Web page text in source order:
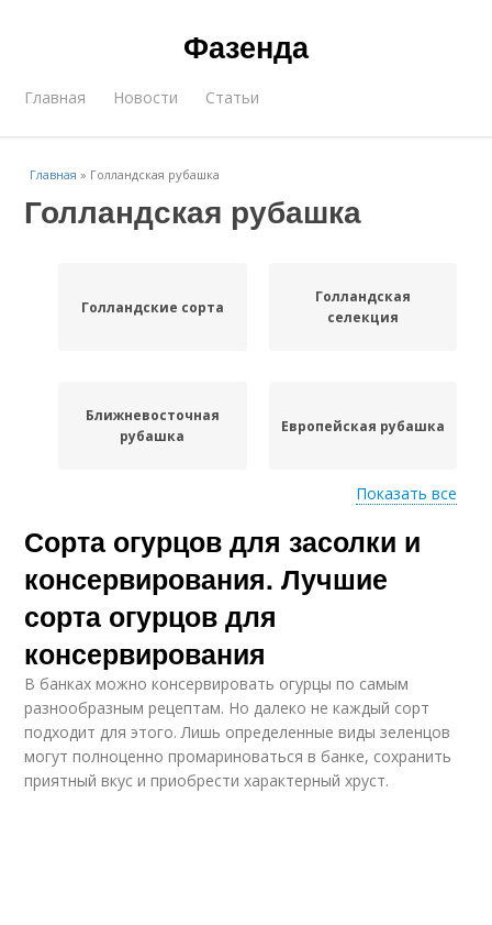
Фазенда
Главная Новости Статьи
Главная » Голландская рубашка
Голландская рубашка
Голландские сорта
Голландская
селекция
Ближневосточная
рубашка
Европейская рубашка
Русская рубашка
Показать все
Сорта огурцов для засолки и
консервирования. Лучшие
сорта огурцов для
консервирования
В банках можно консервировать огурцы по самым
разнообразным рецептам. Но далеко не каждый сорт
подходит для этого. Лишь определенные виды зеленцов
могут полноценно промариноваться в банке, сохранить
приятный вкус и приобрести характерный хруст.